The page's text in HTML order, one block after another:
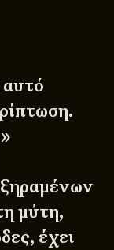
μύτη,
έχει